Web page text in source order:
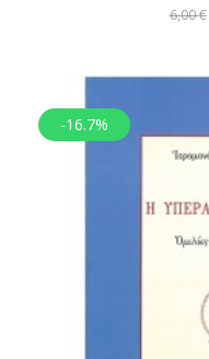
6,00€
-16.7%